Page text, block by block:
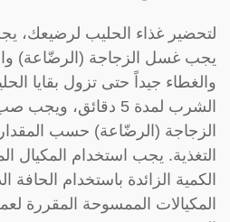
لتحضير غذاء الحليب لرضيعك،
يجب غسل الزجاجة (الرضّاعة)
والغطاء جيداً حتى تزول بقايا
الشرب لمدة 5 دقائق،
الزجاجة (الرضّاعة) حسب
التغذية. يجب استخدام المكيال
الكمية الزائدة باستخدام الحافة
المكيالات الممسوحة المقررة